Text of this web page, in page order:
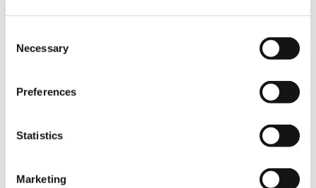
Selection
Necessary
Preferences
Statistics
Marketing
終了時間は落札状況によって延長する可能性があ
ります。
http://auction.tadano.co.jp
Tel：03-6657-2358